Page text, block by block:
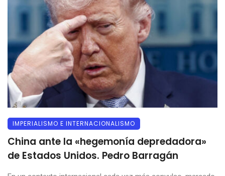
IMPERIALISMO E INTERNACIONALISMO
China ante la «hegemonía depredadora»
de Estados Unidos. Pedro Barragán